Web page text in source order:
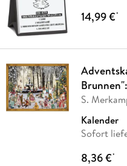
14,99 €*
S.
Kalender
Sofort
8,36 €*